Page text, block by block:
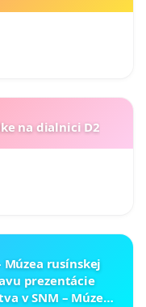
na dialnici D2
Múzea rusínskej
prezentácie
v SNM – Múzeu